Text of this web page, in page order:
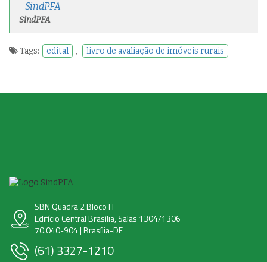
- SindPFA
SindPFA
Tags: edital , livro de avaliação de imóveis rurais
SBN Quadra 2 Bloco H
Edifício Central Brasília, Salas 1304/1306
70.040-904 | Brasília-DF
(61) 3327-1210